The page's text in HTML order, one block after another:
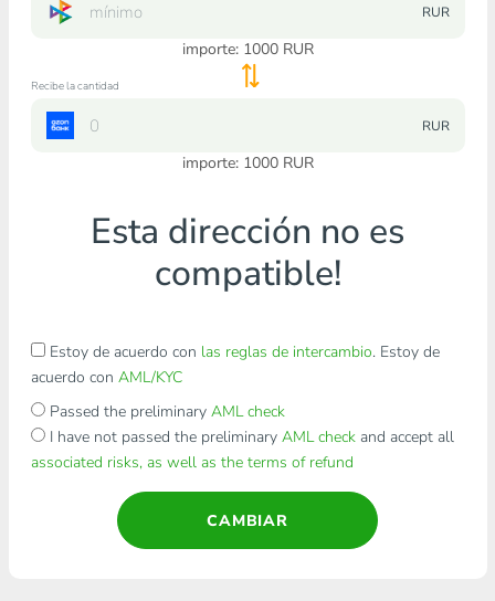
RUR
importe: 1000RUR
Recibe la cantidad
RUR
importe: 1000RUR
Esta dirección no es
compatible!
Estoy de acuerdo con las reglas de intercambio. Estoy de
acuerdo con AML/KYC
Passed the preliminary AML check
I have not passed the preliminary AML checkand accept all
associated risks, as well as the terms of refund
CAMBIAR